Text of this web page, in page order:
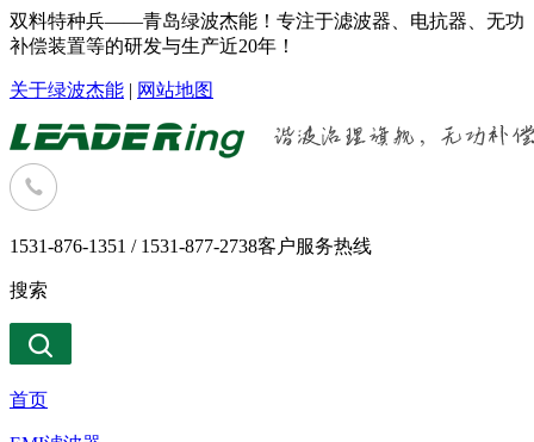
双料特种兵——青岛绿波杰能！专注于滤波器、电抗器、无功
补偿装置等的研发与生产近20年！
关于绿波杰能 | 网站地图
1531-876-1351 / 1531-877-2738客户服务热线
搜索
首页